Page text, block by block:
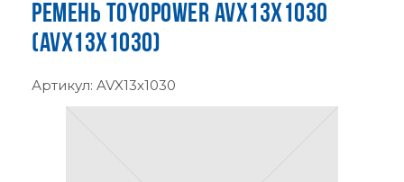
РЕМЕНЬ TOYOPOWER AVX13X1030
(AVX13X1030)
Артикул: AVX13x1030